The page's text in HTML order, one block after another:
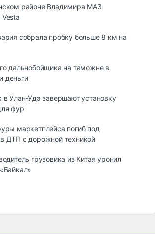
районе Владимира МАЗ
Vesta
собрала пробку больше 8 км на
дальнобойщика на таможне в
деньги
в Улaн-Удэ зaвepшaют ycтaнoвкy
фyp
маркетплейса погиб под
ДТП с дорожной техникой
грузовика из Китая уронил